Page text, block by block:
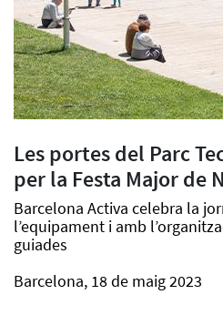
Les portes del Parc
per la Festa Major de
Barcelona Activa celebra la
l’equipament i amb
guiades
Barcelona, 18 de maig 2023